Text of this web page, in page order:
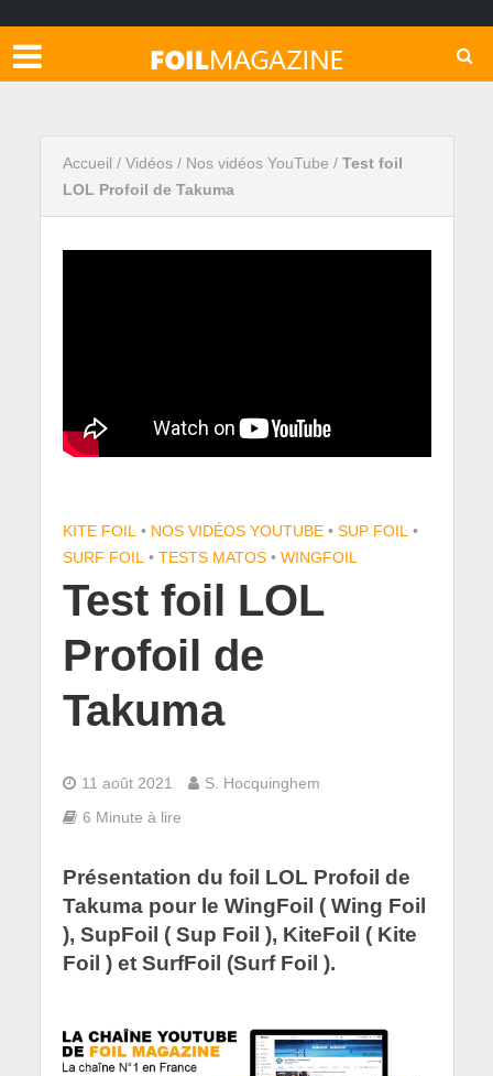
Accueil / Vidéos/ Nos vidéos YouTube / Test foil
LOL Profoil de Takuma
KITE FOIL • NOS VIDÉOS YOUTUBE • SUP FOIL •
SURF FOIL • TESTS MATOS • WINGFOIL
Test foil LOL
Profoil de
Takuma
11 août 2021
S. Hocquinghem
6 Minute à lire
Présentation du foil LOL Profoil de
Takuma pour le WingFoil ( Wing Foil
), SupFoil ( Sup Foil ), KiteFoil ( Kite
Foil ) et SurfFoil (Surf Foil ).